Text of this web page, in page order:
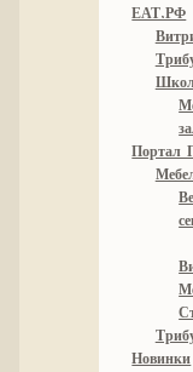
ЕАТ.РФ
Портал
Новинки